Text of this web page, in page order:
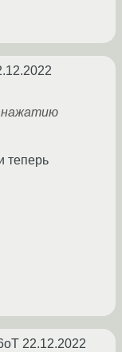
нажатию
теперь
22.12.2022